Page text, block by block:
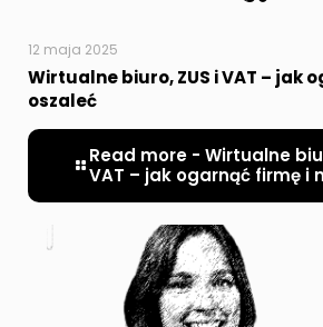
12 maja 2025
Wirtualne biuro, ZUS i VAT – jak
oszaleć
Read more - Wirtualne
VAT – jak ogarnąć firmę i